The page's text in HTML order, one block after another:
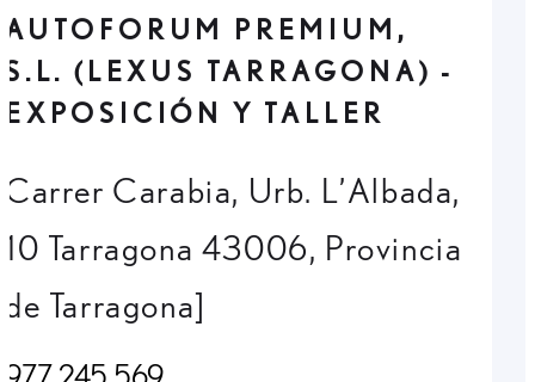
AUTOFORUM PREMIUM,
S.L. (LEXUS TARRAGONA) -
EXPOSICIÓN Y TALLER
Carrer Carabia, Urb. L’Albada,
10 Tarragona 43006, Provincia
de Tarragona]